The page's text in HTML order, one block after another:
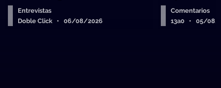
Entrevistas
Doble Click • 06/08/2026
Comentarios
13a0 • 05/08/